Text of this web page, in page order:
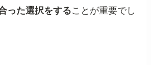
った選択をすることが重要でし